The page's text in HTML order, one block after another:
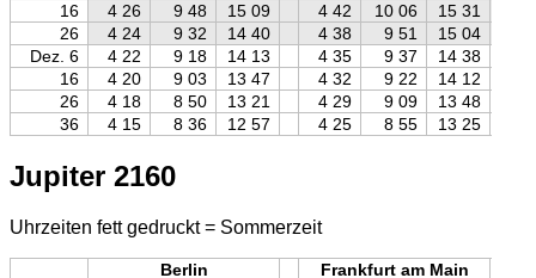
16
4 26 9 48 15 09 4 42 10 06 15 31
26
4 24 9 32 14 40 4 38 9 51 15 04
Dez. 6
4 22 9 18 14 13 4 35 9 37 14 38
16
4 20 9 03 13 47 4 32 9 22 14 12
26
4 18 8 50 13 21 4 29 9 09 13 48
36
4 15 8 36 12 57 4 25 8 55 13 25
Jupiter 2160
Uhrzeiten fett gedruckt = Sommerzeit
Berlin
Frankfurt am Main